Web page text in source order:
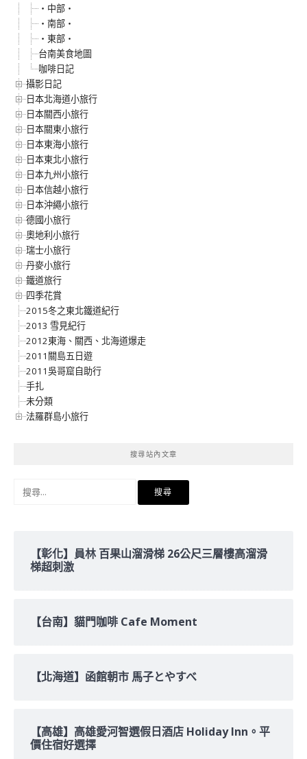
‧中部‧
‧南部‧
‧東部‧
台南美食地圖
咖啡日記
攝影日記
日本北海道小旅行
日本關西小旅行
日本關東小旅行
日本東海小旅行
日本東北小旅行
日本九州小旅行
日本信越小旅行
日本沖繩小旅行
德國小旅行
奧地利小旅行
瑞士小旅行
丹麥小旅行
鐵道旅行
四季花賞
2015冬之東北鐵道紀行
2013 雪見紀行
2012東海、關西、北海道爆走
2011關島五日遊
2011吳哥窟自助行
手扎
未分類
法羅群島小旅行
搜尋站內文章
【彰化】員林 百果山溜滑梯 26公尺三層樓高溜滑
梯超刺激
【台南】貓門咖啡 Cafe Moment
【北海道】函館朝市 馬子とやすべ
【高雄】高雄愛河智選假日酒店 Holiday Inn。平
價住宿好選擇